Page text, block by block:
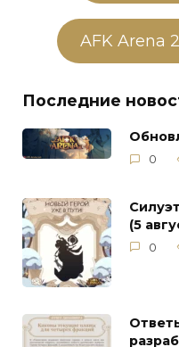
AFK Arena
Последние
0
(5
0